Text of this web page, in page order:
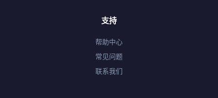
支持
帮助中心
常见问题
联系我们